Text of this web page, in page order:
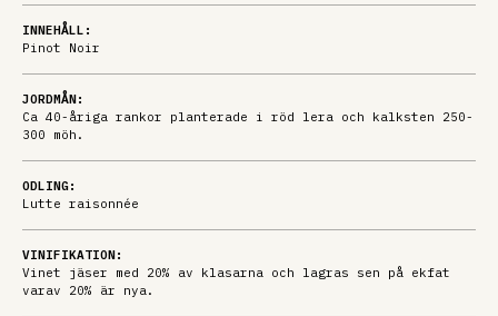
INNEHÅLL:
Pinot Noir
JORDMÅN:
Ca 40-åriga rankor planterade i röd lera och kalksten 250-
300 möh.
ODLING:
Lutte raisonnée
VINIFIKATION:
Vinet jäser med 20% av klasarna och lagras sen på ekfat
varav 20% är nya.